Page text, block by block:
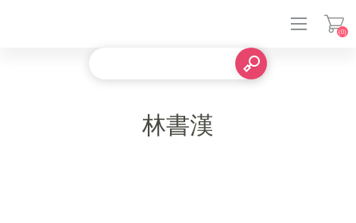
(0)
林書漢